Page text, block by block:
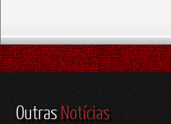
OutrasNotícias